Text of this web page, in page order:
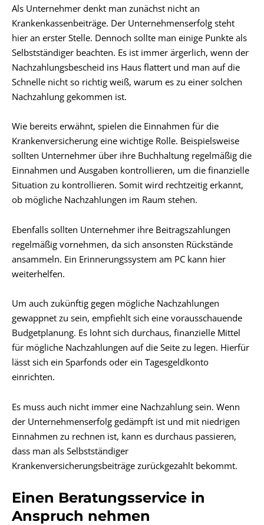
Als Unternehmer denkt man zunächst nicht an
Krankenkassenbeiträge. Der Unternehmenserfolg steht
hier an erster Stelle. Dennoch sollte man einige Punkte als
Selbstständiger beachten. Es ist immer ärgerlich, wenn der
Nachzahlungsbescheid ins Haus flattert und man auf die
Schnelle nicht so richtig weiß, warum es zu einer solchen
Nachzahlung gekommen ist.
Wie bereits erwähnt, spielen die Einnahmen für die
Krankenversicherung eine wichtige Rolle. Beispielsweise
sollten Unternehmer über ihre Buchhaltung regelmäßig die
Einnahmen und Ausgaben kontrollieren, um die finanzielle
Situation zu kontrollieren. Somit wird rechtzeitig erkannt,
ob mögliche Nachzahlungen im Raum stehen.
Ebenfalls sollten Unternehmer ihre Beitragszahlungen
regelmäßig vornehmen, da sich ansonsten Rückstände
ansammeln. Ein Erinnerungssystem am PC kann hier
weiterhelfen.
Um auch zukünftig gegen mögliche Nachzahlungen
gewappnet zu sein, empfiehlt sich eine vorausschauende
Budgetplanung. Es lohnt sich durchaus, finanzielle Mittel
für mögliche Nachzahlungen auf die Seite zu legen. Hierfür
lässt sich ein Sparfonds oder ein Tagesgeldkonto
einrichten.
Es muss auch nicht immer eine Nachzahlung sein. Wenn
der Unternehmenserfolg gedämpft ist und mit niedrigen
Einnahmen zu rechnen ist, kann es durchaus passieren,
dass man als Selbstständiger
Krankenversicherungsbeiträge zurückgezahlt bekommt.
Einen Beratungsservice in
Anspruch nehmen